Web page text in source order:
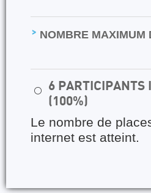
NOMBRE MAXIMUM
⚪
6 PARTICIPANTS
(100%)
Le nombre de
internet est atteint.